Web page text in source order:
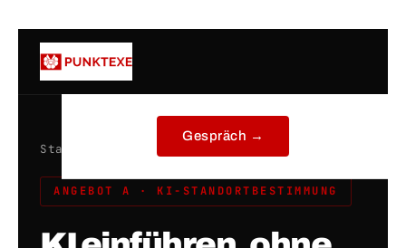
Inhalt
springen
Gespräch →
Startseite
ANGEBOT A · KI-STANDORTBESTIMMUNG